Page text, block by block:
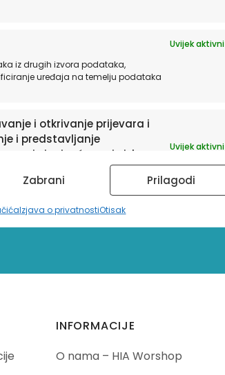
Uvijek aktivni
iz drugih izvora podataka,
uređaja na temelju podataka
i otkrivanje prijevara i
i predstavljanje
i priopćavanje izbora
Uvijek aktivni
Zabrani Prilagodi
Izjava o privatnostiOtisak
INFORMACIJE
O nama – HIA Worshop